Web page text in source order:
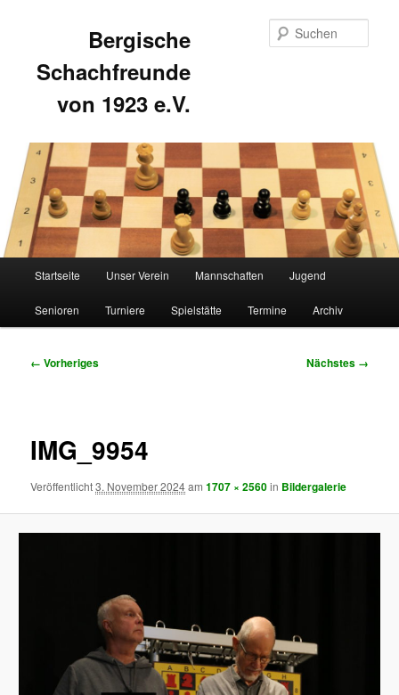
Bergische
Schachfreunde
von 1923 e.V.
Zum
primären
Zum
sekundären
Startseite Unser Verein Mannschaften Jugend
Senioren Turniere Spielstätte Termine Archiv
Bilder-
← Vorheriges Nächstes →
IMG_9954
Veröffentlicht3. November 2024am1707 × 2560in Bildergalerie